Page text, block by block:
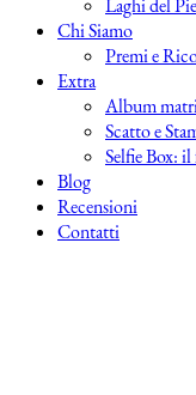
Laghi del
Chi Siamo
Premi e
Extra
Album
Scatto e
Selfie Box:
Blog
Recensioni
Contatti